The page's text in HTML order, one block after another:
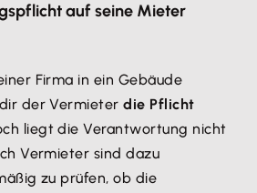
auf seine Mieter
Firma in ein Gebäude
der Vermieterdie Pflicht
liegt die Verantwortung nicht
Vermieter sind dazu
zu prüfen, ob die